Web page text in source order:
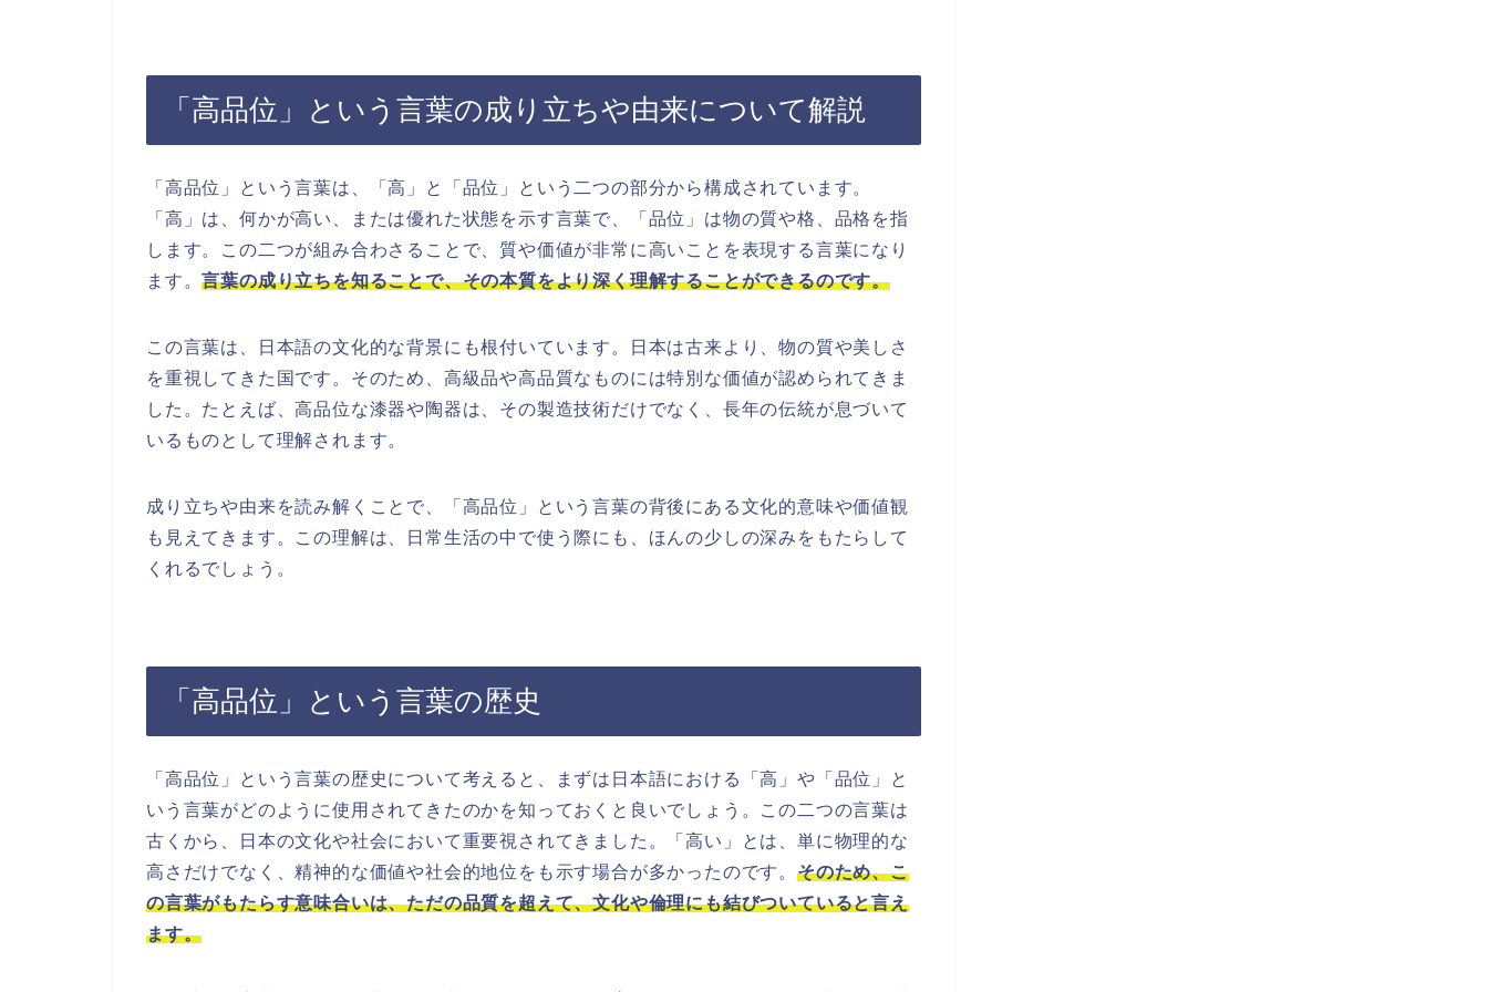
「高品位」という言葉の成り立ちや由来について解説
「高品位」という言葉は、「高」と「品位」という二つの部分から構成されています。
「高」は、何かが高い、または優れた状態を示す言葉で、「品位」は物の質や格、品格を指
します。この二つが組み合わさることで、質や価値が非常に高いことを表現する言葉になり
ます。言葉の成り立ちを知ることで、その本質をより深く理解することができるのです。
この言葉は、日本語の文化的な背景にも根付いています。日本は古来より、物の質や美しさ
を重視してきた国です。そのため、高級品や高品質なものには特別な価値が認められてきま
した。たとえば、高品位な漆器や陶器は、その製造技術だけでなく、長年の伝統が息づいて
いるものとして理解されます。
成り立ちや由来を読み解くことで、「高品位」という言葉の背後にある文化的意味や価値観
も見えてきます。この理解は、日常生活の中で使う際にも、ほんの少しの深みをもたらして
くれるでしょう。
「高品位」という言葉の歴史
「高品位」という言葉の歴史について考えると、まずは日本語における「高」や「品位」と
いう言葉がどのように使用されてきたのかを知っておくと良いでしょう。この二つの言葉は
古くから、日本の文化や社会において重要視されてきました。「高い」とは、単に物理的な
高さだけでなく、精神的な価値や社会的地位をも示す場合が多かったのです。 そのため、こ
の言葉がもたらす意味合いは、ただの品質を超えて、文化や倫理にも結びついていると言え
ます。